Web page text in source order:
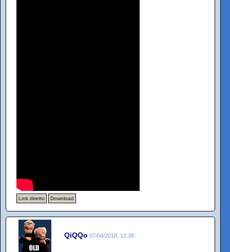
Link diretto Download
QiQQo 07/04/2018, 12:38